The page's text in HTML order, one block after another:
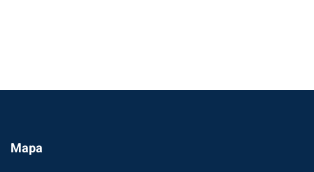
Mapa